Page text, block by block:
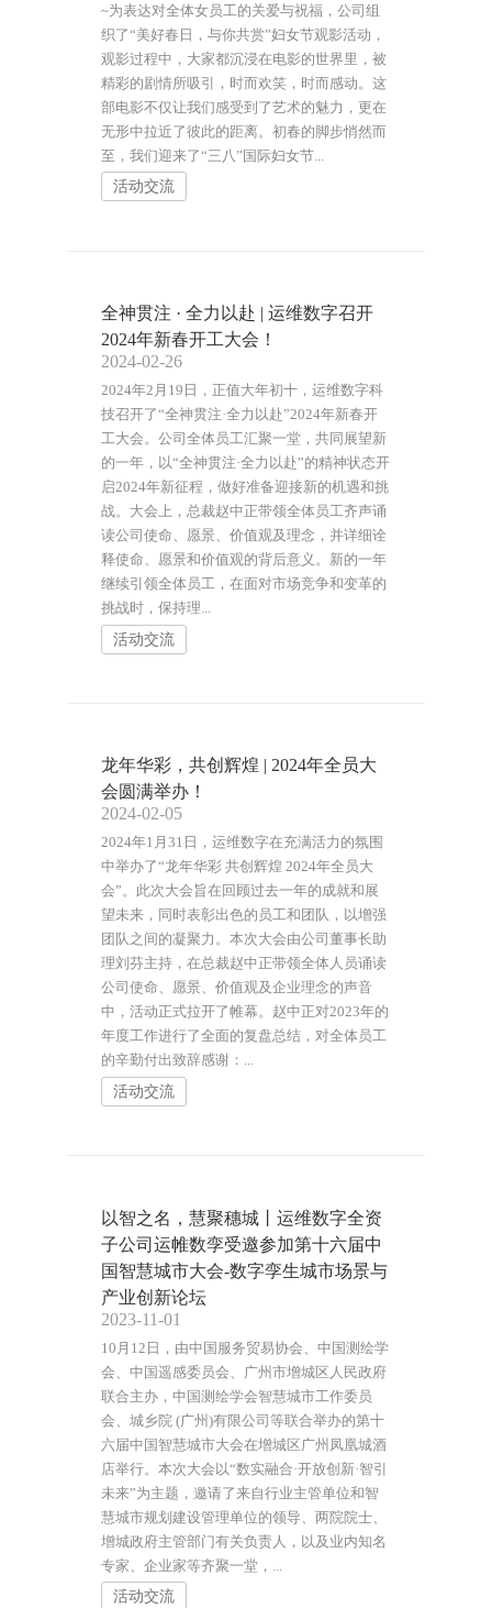
~为表达对全体女员工的关爱与祝福，公司组
织了“美好春日，与你共赏”妇女节观影活动，
观影过程中，大家都沉浸在电影的世界里，被
精彩的剧情所吸引，时而欢笑，时而感动。这
部电影不仅让我们感受到了艺术的魅力，更在
无形中拉近了彼此的距离。初春的脚步悄然而
至，我们迎来了“三八”国际妇女节...
活动交流
全神贯注 · 全力以赴 | 运维数字召开
2024年新春开工大会！
2024-02-26
2024年2月19日，正值大年初十，运维数字科
技召开了“全神贯注·全力以赴”2024年新春开
工大会。公司全体员工汇聚一堂，共同展望新
的一年，以“全神贯注·全力以赴”的精神状态开
启2024年新征程，做好准备迎接新的机遇和挑
战。大会上，总裁赵中正带领全体员工齐声诵
读公司使命、愿景、价值观及理念，并详细诠
释使命、愿景和价值观的背后意义。新的一年
继续引领全体员工，在面对市场竞争和变革的
挑战时，保持理...
活动交流
龙年华彩，共创辉煌 | 2024年全员大
会圆满举办！
2024-02-05
2024年1月31日，运维数字在充满活力的氛围
中举办了“龙年华彩 共创辉煌 2024年全员大
会”。此次大会旨在回顾过去一年的成就和展
望未来，同时表彰出色的员工和团队，以增强
团队之间的凝聚力。本次大会由公司董事长助
理刘芬主持，在总裁赵中正带领全体人员诵读
公司使命、愿景、价值观及企业理念的声音
中，活动正式拉开了帷幕。赵中正对2023年的
年度工作进行了全面的复盘总结，对全体员工
的辛勤付出致辞感谢：...
活动交流
以智之名，慧聚穗城丨运维数字全资
子公司运帷数孪受邀参加第十六届中
国智慧城市大会-数字孪生城市场景与
产业创新论坛
2023-11-01
10月12日，由中国服务贸易协会、中国测绘学
会、中国遥感委员会、广州市增城区人民政府
联合主办，中国测绘学会智慧城市工作委员
会、城乡院 (广州)有限公司等联合举办的第十
六届中国智慧城市大会在增城区广州凤凰城酒
店举行。本次大会以“数实融合·开放创新·智引
未来”为主题，邀请了来自行业主管单位和智
慧城市规划建设管理单位的领导、两院院士、
增城政府主管部门有关负责人，以及业内知名
专家、企业家等齐聚一堂，...
活动交流